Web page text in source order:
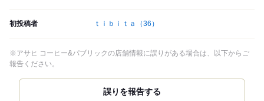
初投稿者 ｔｉｂｉｔａ （36）
※アサヒ コーヒー&パブリックの店舗情報に誤りがある場合は、以下からご
報告ください。
誤りを報告する